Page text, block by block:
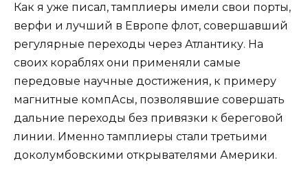
Как я уже писал, тамплиеры имели свои порты,
верфи и лучший в Европе флот, совершавший
регулярные переходы через Атлантику. На
своих кораблях они применяли самые
передовые научные достижения, к примеру
магнитные компАсы, позволявшие совершать
дальние переходы без привязки к береговой
линии. Именно тамплиеры стали третьими
доколумбовскими открывателями Америки.